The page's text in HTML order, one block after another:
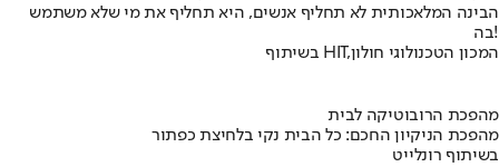
הבינה המלאכותית לא תחליף אנשים, היא תחליף את מי שלא משתמש
בה!
בשיתוף HIT,המכון הטכנולוגי חולון
מהפכת הרובוטיקה לבית
מהפכת הניקיון החכם: כל הבית נקי בלחיצת כפתור
בשיתוף רונלייט